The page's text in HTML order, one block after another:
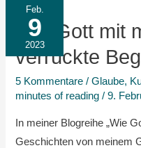
Feb.
9
2023
Wie Gott mit
verrückte
5 Kommentare /Glaube,
minutes of reading /9.
In meiner Blogreihe „Wie
Geschichten von meinem
Wie
Gott
mit
mir
spricht
|
Eine
verrückte